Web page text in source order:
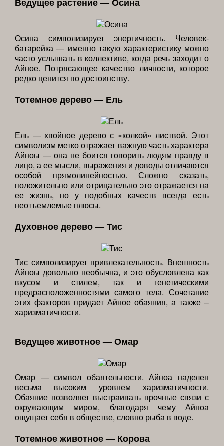
Осина символизирует энергичность. Человек-
батарейка — именно такую характеристику можно
часто услышать в коллективе, когда речь заходит о
Айное. Потрясающее качество личности, которое
редко ценится по достоинству.
Тотемное дерево — Ель
Ель — хвойное дерево с «колкой» листвой. Этот
символизм метко отражает важную часть характера
Айноы — она не боится говорить людям правду в
лицо, а ее мысли, выражения и доводы отличаются
особой прямолинейностью. Сложно сказать,
положительно или отрицательно это отражается на
ее жизнь, но у подобных качеств всегда есть
неотъемлемые плюсы.
Духовное дерево — Тис
Тис символизирует привлекательность. Внешность
Айноы довольно необычна, и это обусловлена как
вкусом и стилем, так и генетическими
предрасположенностями самого тела. Сочетание
этих факторов придает Айное обаяния, а также –
харизматичности.
Ведущее животное — Омар
Омар — символ обаятельности. Айноа наделен
весьма высоким уровнем харизматичности.
Обаяние позволяет выстраивать прочные связи с
окружающим миром, благодаря чему Айноа
ощущает себя в обществе, словно рыба в воде.
Тотемное животное — Корова